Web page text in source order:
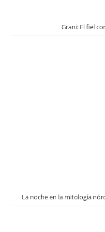
Grani: El fiel
La noche en la mitología